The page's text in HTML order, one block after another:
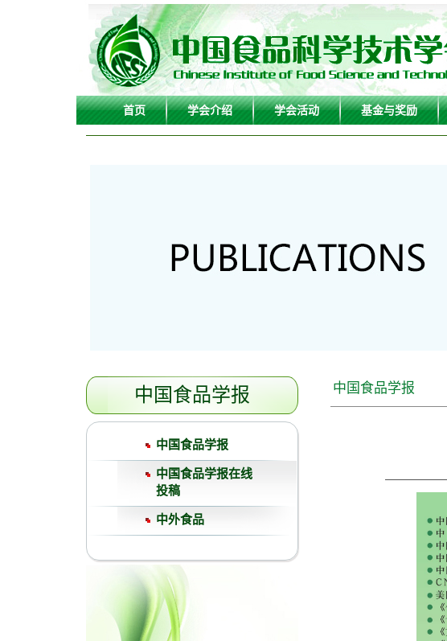
首页
学会介绍 学会活动 基金与奖励
中国食品学报
中国食品学报
中国食品学报在线
投稿
中外食品
中国食品学报